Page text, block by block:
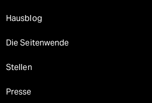
Hausblog
Die Seitenwende
Stellen
Presse